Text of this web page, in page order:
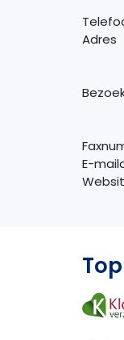
Adres
E-